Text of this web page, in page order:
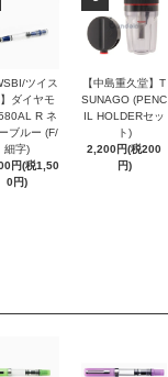
ツイス
ダイヤモ
R ネ
ブルー (F/
細字)
円(税1,50
0円)
【中島重久堂】T
SUNAGO (PENC
IL HOLDERセッ
ト)
2,200円(税200
円)